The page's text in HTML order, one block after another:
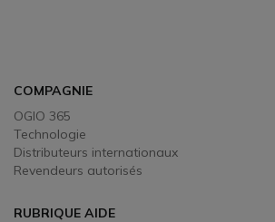
COMPAGNIE
OGIO 365
Technologie
Distributeurs internationaux
Revendeurs autorisés
RUBRIQUE AIDE